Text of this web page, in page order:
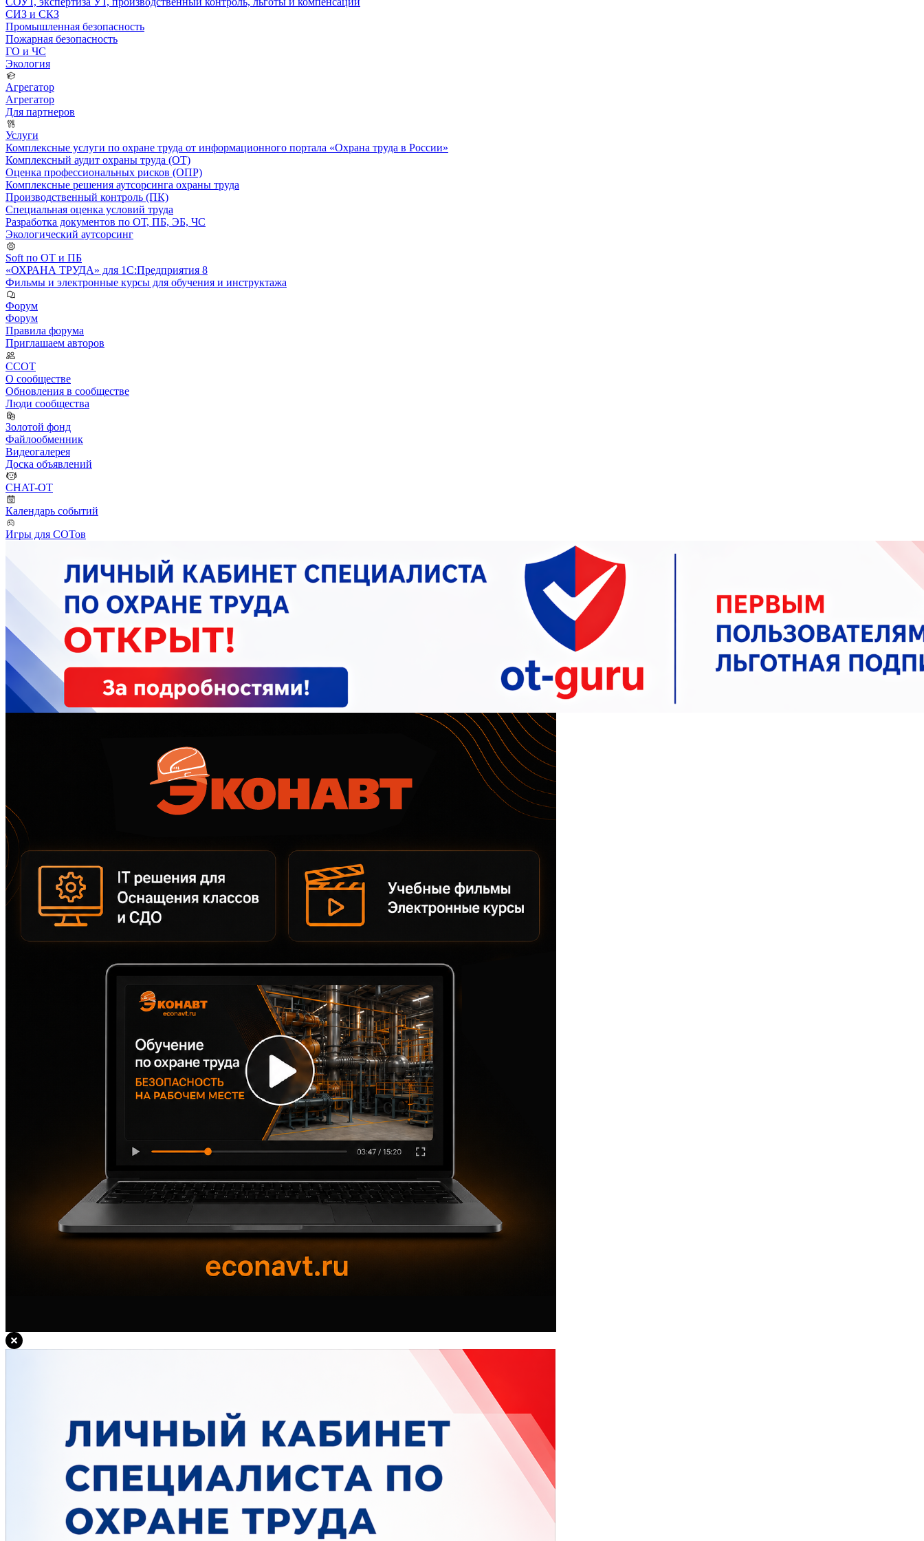
СИЗ и СКЗ
Промышленная безопасность
Пожарная безопасность
ГО и ЧС
Экология
Агрегатор
Агрегатор
Для партнеров
Услуги
Комплексные услуги по охране труда от информационного портала «Охрана труда в России»
Комплексный аудит охраны труда (ОТ)
Оценка профессиональных рисков (ОПР)
Комплексные решения аутсорсинга охраны труда
Производственный контроль (ПК)
Специальная оценка условий труда
Разработка документов по ОТ, ПБ, ЭБ, ЧС
Экологический аутсорсинг
Soft по ОТ и ПБ
«ОХРАНА ТРУДА» для 1С:Предприятия 8
Фильмы и электронные курсы для обучения и инструктажа
Форум
Форум
Правила форума
Приглашаем авторов
ССОТ
О сообществе
Обновления в сообществе
Люди сообщества
Золотой фонд
Файлообменник
Видеогалерея
Доска объявлений
CHAT-OT
Календарь событий
Игры для СОТов